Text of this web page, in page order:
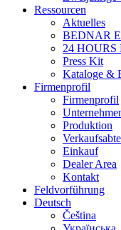
Ressourcen
Aktuelles
BEDNAR
24 HOURS
Press Kit
Kataloge &
Firmenprofil
Firmenprofil
Produktion
Einkauf
Dealer Area
Kontakt
Feldvorführung
Deutsch
Čeština